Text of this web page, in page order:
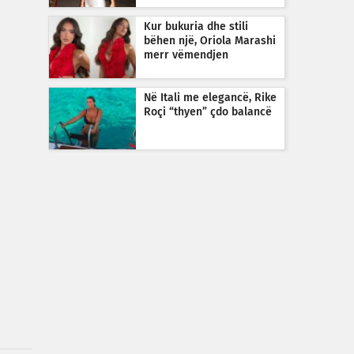
Kur bukuria dhe stili
bëhen një, Oriola Marashi
merr vëmendjen
Në Itali me elegancë, Rike
Roçi “thyen” çdo balancë